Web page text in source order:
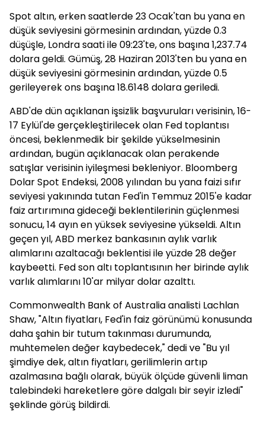
Spot altın, erken saatlerde 23 Ocak'tan bu yana en
düşük seviyesini görmesinin ardından, yüzde 0.3
düşüşle, Londra saati ile 09:23'te, ons başına 1,237.74
dolara geldi. Gümüş, 28 Haziran 2013'ten bu yana en
düşük seviyesini görmesinin ardından, yüzde 0.5
gerileyerek ons başına 18.6148 dolara geriledi.
ABD'de dün açıklanan işsizlik başvuruları verisinin, 16-
17 Eylül'de gerçekleştirilecek olan Fed toplantısı
öncesi, beklenmedik bir şekilde yükselmesinin
ardından, bugün açıklanacak olan perakende
satışlar verisinin iyileşmesi bekleniyor. Bloomberg
Dolar Spot Endeksi, 2008 yılından bu yana faizi sıfır
seviyesi yakınında tutan Fed'in Temmuz 2015'e kadar
faiz artırımına gideceği beklentilerinin güçlenmesi
sonucu, 14 ayın en yüksek seviyesine yükseldi. Altın
geçen yıl, ABD merkez bankasının aylık varlık
alımlarını azaltacağı beklentisi ile yüzde 28 değer
kaybeetti. Fed son altı toplantısının her birinde aylık
varlık alımlarını 10'ar milyar dolar azalttı.
Commonwealth Bank of Australia analisti Lachlan
Shaw, "Altın fiyatları, Fed'in faiz görünümü konusunda
daha şahin bir tutum takınması durumunda,
muhtemelen değer kaybedecek," dedi ve "Bu yıl
şimdiye dek, altın fiyatları, gerilimlerin artıp
azalmasına bağlı olarak, büyük ölçüde güvenli liman
talebindeki hareketlere göre dalgalı bir seyir izledi"
şeklinde görüş bildirdi.